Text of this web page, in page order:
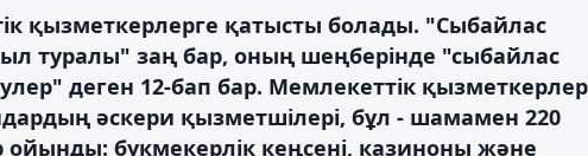
қызметкерлерге қатысты болады. "Сыбайлас
туралы" заң бар, оның шеңберінде "сыбайлас
деген 12-бап бар. Мемлекеттік
әскери қызметшілері, бұл - шамамен 220
букмекерлік кеңсені, казиноны және